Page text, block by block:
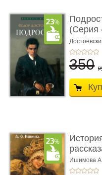
(Серия
350
Ишимова